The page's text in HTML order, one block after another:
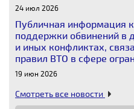
24 июл 2026
Публичная информация
поддержки обвинений в
и иных конфликтах,
правил ВТО в сфере
19 июн 2026
Смотреть все новости